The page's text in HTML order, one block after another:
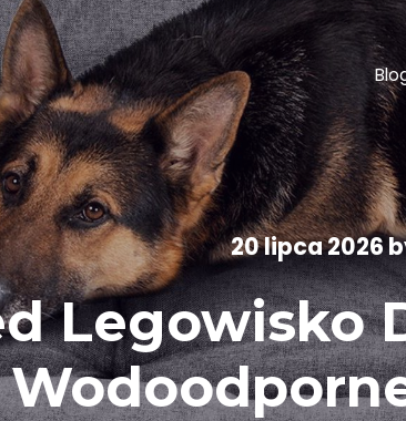
20 lipca 2026
Legowisko